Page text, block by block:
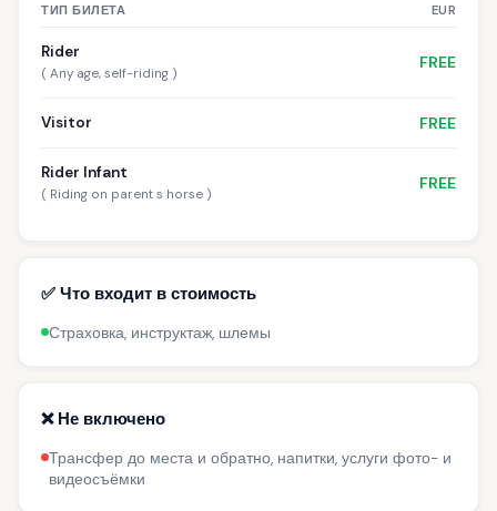
ТИП БИЛЕТА EUR
Rider
( Any age, self-riding )
FREE
Visitor FREE
Rider Infant
( Riding on parent s horse )
FREE
✅ Что входит в стоимость
Страховка, инструктаж, шлемы
❌ Не включено
Трансфер до места и обратно, напитки, услуги фото- и
видеосъёмки